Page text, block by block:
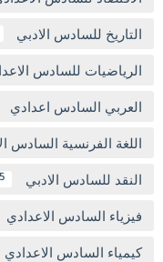
التاريخ للسادس الادبي
الرياضيات للسادس
العربي السادس اعدادي
اللغة الفرنسية السادس
النقد للسادس الادبي 5
فيزياء السادس الاعدادي
كيمياء السادس الاعدادي